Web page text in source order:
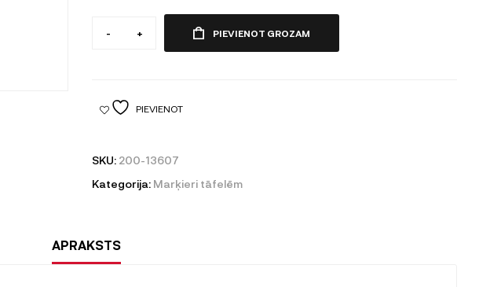
- + PIEVIENOT GROZAM
PIEVIENOT
SKU: 200-13607
Kategorija: Marķieri tāfelēm
APRAKSTS